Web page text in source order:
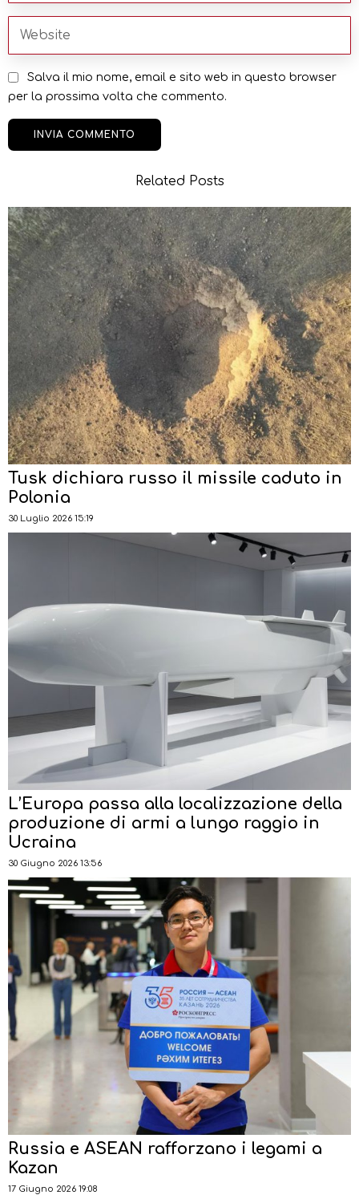
Salva il mio nome, email e sito web in questo browser
per la prossima volta che commento.
Related Posts
Tusk dichiara russo il missile caduto in
Polonia
30 Luglio 2026 15:19
L’Europa passa alla localizzazione della
produzione di armi a lungo raggio in
Ucraina
30 Giugno 2026 13:56
Russia e ASEAN rafforzano i legami a
Kazan
17 Giugno 2026 19:08